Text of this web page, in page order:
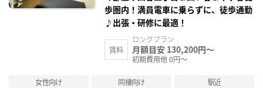
歩圏内！満員電車に乗らずに、徒歩通勤
♪出張・研修に最適！
賃料
ロングプラン
月額目安 130,200円～
初期費用他 0円～
女性向け 同棲向け
駅近